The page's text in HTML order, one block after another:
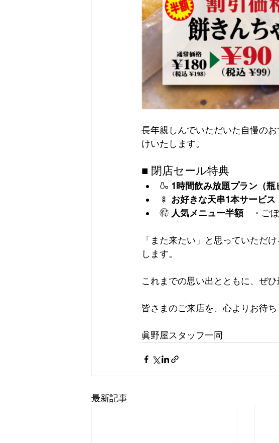
長年親しんでいただいた自慢の
けいたします。
■ 閉店セール特典
🍶 1時間飲み放題プラン（瓶
🍢 お好きな天串1本サービス
🉐 人気メニュー半額 ・ごぼ
「また来たい」と思っていただ
します。
これまでの思い出とともに、ぜ
皆さまのご来店を、心よりお待ち
眞野屋スタッフ一同
最新記事